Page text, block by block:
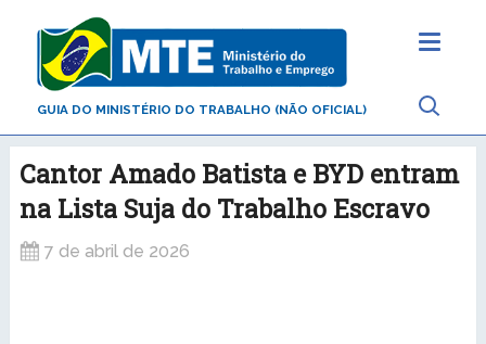
GUIA DO MINISTÉRIO DO TRABALHO (NÃO OFICIAL)
Cantor Amado Batista e BYD entram
na Lista Suja do Trabalho Escravo
7 de abril de 2026